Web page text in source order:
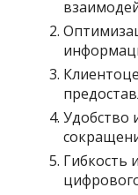
Удобство
Гибкость